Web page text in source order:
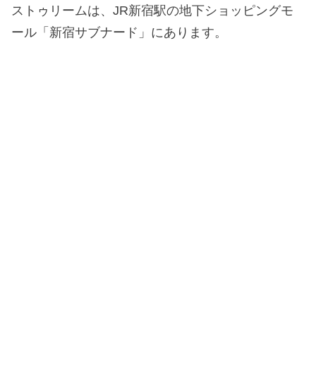
ストゥリームは、JR新宿駅の地下ショッピングモ
ール「新宿サブナード」にあります。